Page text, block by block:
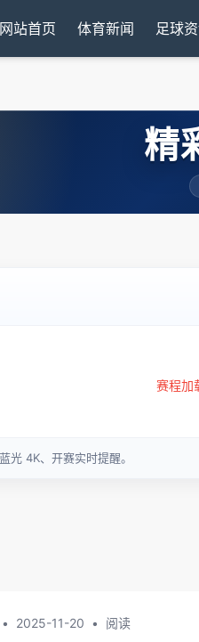
网站首页 体育新闻 足球
精
• 2025-11-20 • 阅读